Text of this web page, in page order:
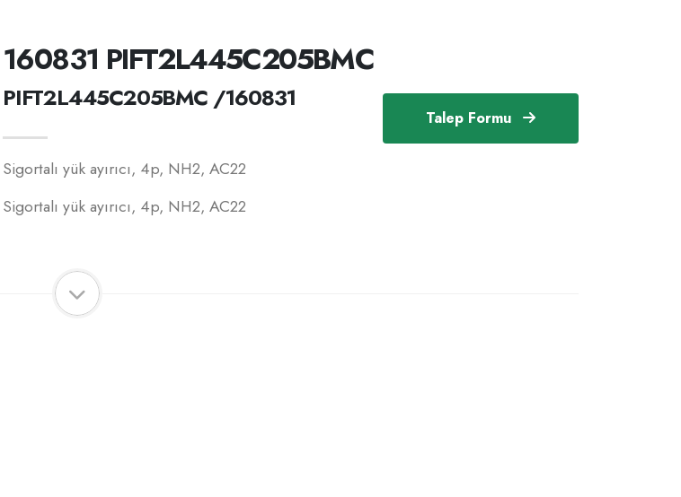
Talep Formu
160831 PIFT2L445C205BMC
PIFT2L445C205BMC /160831
Sigortalı yük ayırıcı, 4p, NH2, AC22
Sigortalı yük ayırıcı, 4p, NH2, AC22